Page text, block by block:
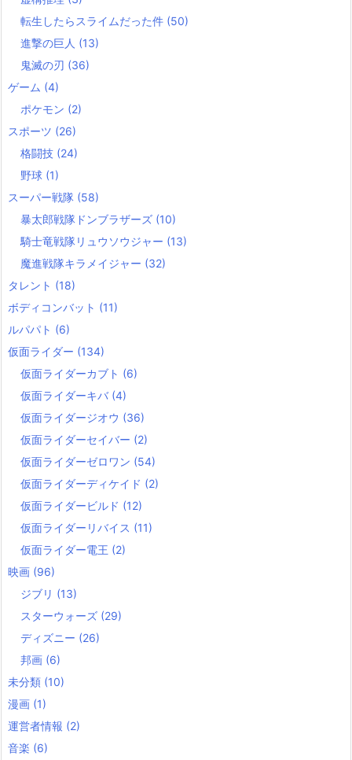
転生したらスライムだった件 (50)
進撃の巨人 (13)
鬼滅の刃 (36)
ゲーム (4)
ポケモン (2)
スポーツ (26)
格闘技 (24)
野球 (1)
スーパー戦隊 (58)
暴太郎戦隊ドンブラザーズ (10)
騎士竜戦隊リュウソウジャー (13)
魔進戦隊キラメイジャー (32)
タレント (18)
ボディコンバット (11)
ルパパト (6)
仮面ライダー (134)
仮面ライダーカブト (6)
仮面ライダーキバ (4)
仮面ライダージオウ (36)
仮面ライダーセイバー (2)
仮面ライダーゼロワン (54)
仮面ライダーディケイド (2)
仮面ライダービルド (12)
仮面ライダーリバイス (11)
仮面ライダー電王 (2)
映画 (96)
ジブリ (13)
スターウォーズ (29)
ディズニー (26)
邦画 (6)
未分類 (10)
漫画 (1)
運営者情報 (2)
音楽 (6)